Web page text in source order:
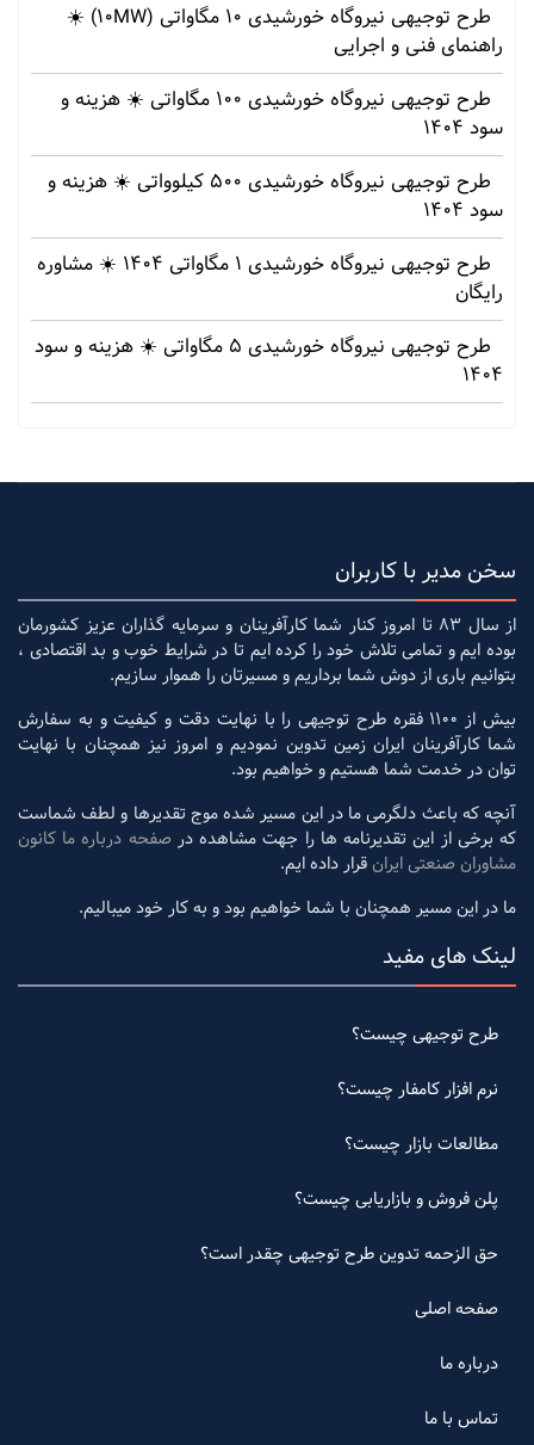
طرح توجیهی نیروگاه خورشیدی 10 مگاواتی (10MW) ☀️
راهنمای فنی و اجرایی
طرح توجیهی نیروگاه خورشیدی 100 مگاواتی ☀️ هزینه‌ و
سود 1404
طرح توجیهی نیروگاه خورشیدی 500 کیلوواتی ☀️ هزینه‌ و
سود 1404
طرح توجیهی نیروگاه خورشیدی 1 مگاواتی 1404 ☀️ مشاوره
رایگان
طرح توجیهی نیروگاه خورشیدی 5 مگاواتی ☀️ هزینه‌ و سود
1404
سخن مدیر با کاربران
از سال 83 تا امروز کنار شما کارآفرینان و سرمایه گذاران عزیز کشورمان
بوده ایم و تمامی تلاش خود را کرده ایم تا در شرایط خوب و بد اقتصادی ،
بتوانیم باری از دوش شما برداریم و مسیرتان را هموار سازیم.
بیش از 1100 فقره طرح توجیهی را با نهایت دقت و کیفیت و به سفارش
شما کارآفرینان ایران زمین تدوین نمودیم و امروز نیز همچنان با نهایت
توان در خدمت شما هستیم و خواهیم بود.
آنچه که باعث دلگرمی ما در این مسیر شده موج تقدیرها و لطف شماست
که برخی از این تقدیرنامه ها را جهت مشاهده در صفحه درباره ما کانون
مشاوران صنعتی ایرانقرار داده ایم.
ما در این مسیر همچنان با شما خواهیم بود و به کار خود میبالیم.
لینک های مفید
طرح توجیهی چیست؟
نرم افزار کامفار چیست؟
مطالعات بازار چیست؟
پلن فروش و بازاریابی چیست؟
حق الزحمه تدوین طرح توجیهی چقدر است؟
صفحه اصلی
درباره ما
تماس با ما